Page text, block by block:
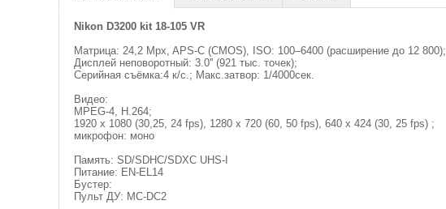
Nikon D3200 kit 18-105 VR
Матрица: 24,2 Mpx, APS-C (CMOS), ISO: 100–6400 (расширение до 12 800);
Дисплей неповоротный: 3.0'' (921 тыс. точек);
Серийная съёмка:4 к/с.; Макс.затвор: 1/4000сек.
Видео:
MPEG-4, H.264;
1920 x 1080 (30,25, 24 fps), 1280 x 720 (60, 50 fps), 640 x 424 (30, 25 fps) ;
микрофон: моно
Память: SD/SDHC/SDXC UHS-I
Питание: EN-EL14
Бустер:
Пульт ДУ: MC-DC2